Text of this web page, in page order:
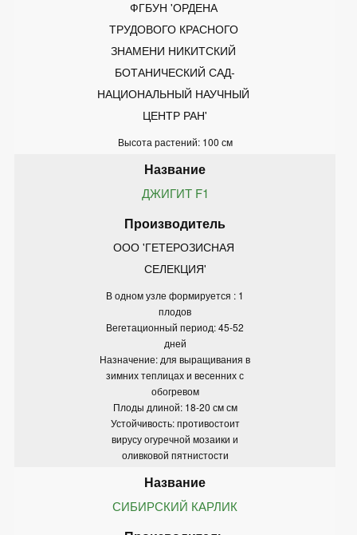
ФГБУН 'ОРДЕНА
ТРУДОВОГО КРАСНОГО
ЗНАМЕНИ НИКИТСКИЙ
БОТАНИЧЕСКИЙ САД-
НАЦИОНАЛЬНЫЙ НАУЧНЫЙ
ЦЕНТР РАН'
Высота растений: 100 см
ДЖИГИТ F1
ООО 'ГЕТЕРОЗИСНАЯ
СЕЛЕКЦИЯ'
В одном узле формируется : 1
плодов
Вегетационный период: 45-52
дней
Назначение: для выращивания в
зимних теплицах и весенних с
обогревом
Плоды длиной: 18-20 см см
Устойчивость: противостоит
вирусу огуречной мозаики и
оливковой пятнистости
СИБИРСКИЙ КАРЛИК